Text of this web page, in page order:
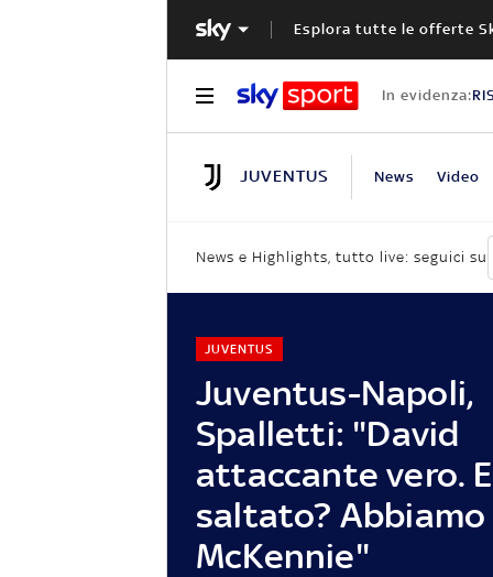
Esplora tutte le offerte
In evidenza:
JUVENTUS News Video
News e Highlights, tutto live: seguici su
Juventus-Napoli,
Spalletti: "David
attaccante vero.
saltato? Abbiamo
McKennie"
JUVENTUS